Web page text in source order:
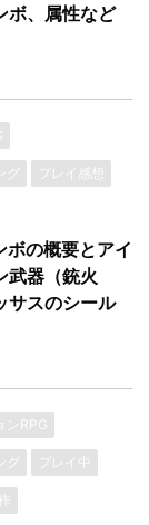
ボ、属性など
グ プレイ感想
の概要とアイ
武器（銃火
サスのシール
ンRPG
グ プレイ中